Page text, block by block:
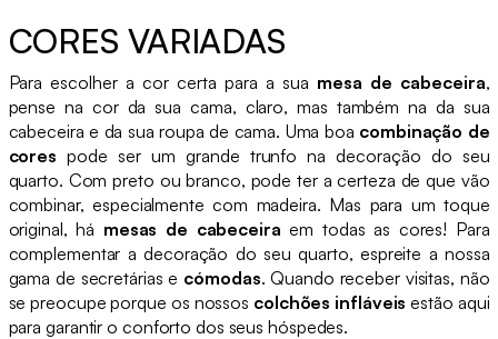
CORES VARIADAS
Para escolher a cor certa para a sua mesa de cabeceira,
pense na cor da sua cama, claro, mas também na da sua
cabeceira e da sua roupa de cama. Uma boa combinação de
cores pode ser um grande trunfo na decoração do seu
quarto. Com preto ou branco, pode ter a certeza de que vão
combinar, especialmente com madeira. Mas para um toque
original, há mesas de cabeceira em todas as cores! Para
complementar a decoração do seu quarto, espreite a nossa
gama de secretárias e cómodas. Quando receber visitas, não
se preocupe porque os nossos colchões infláveis estão aqui
para garantir o conforto dos seus hóspedes.